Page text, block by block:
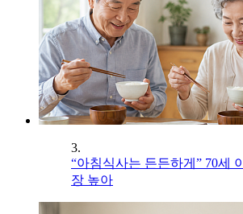
3.
“아침식사는 든든하게” 70세
장 높아